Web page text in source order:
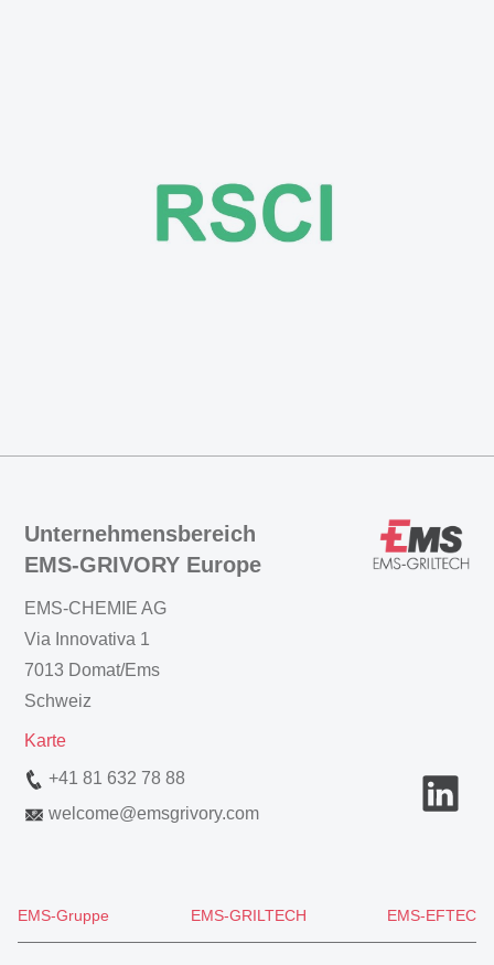
Unternehmensbereich
EMS-GRIVORY Europe
EMS-CHEMIE AG
Via Innovativa 1
7013 Domat/Ems
Schweiz
Karte
+41 81 632 78 88
welcome@emsgrivory.com
EMS-Gruppe EMS-GRILTECH EMS-EFTEC